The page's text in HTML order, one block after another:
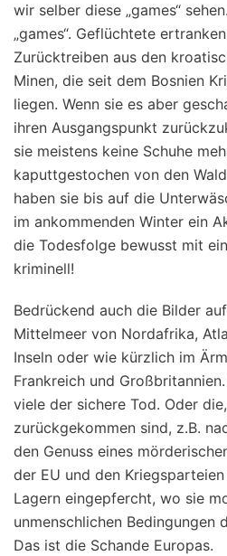
wir selber diese „games“
„games“. Geflüchtete
Zurücktreiben aus den
Minen, die seit dem Bosnien
liegen. Wenn sie es aber
ihren Ausgangspunkt
sie meistens keine Schuhe
kaputtgestochen von den
haben sie bis auf die
im ankommenden Winter ein
die Todesfolge bewusst mit
kriminell!
Bedrückend auch die Bilder
Mittelmeer von Nordafrika,
Inseln oder wie kürzlich im
Frankreich und
viele der sichere Tod. Oder
zurückgekommen sind, z.B.
den Genuss eines
der EU und den
Lagern eingepfercht, wo sie
unmenschlichen Bedingungen
Das ist die Schande Europas.